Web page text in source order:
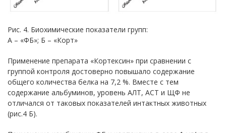
Рис. 4. Биохимические показатели групп:
А – «ФБ»; Б – «Корт»
Применение препарата «Кортексин» при сравнении с
группой контроля достоверно повышало содержание
общего количества белка на 7,2 %. Вместе с тем
содержание альбуминов, уровень АЛТ, АСТ и ЩФ не
отличался от таковых показателей интактных животных
(рис.4 Б).